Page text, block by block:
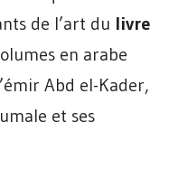
de l’art du livre
en arabe
Abd el-Kader,
et ses